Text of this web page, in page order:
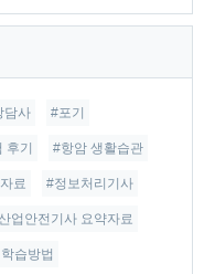
담사 #포기
기 #항암 생활습관
료 #정보처리기사
업안전기사 요약자료
습방법